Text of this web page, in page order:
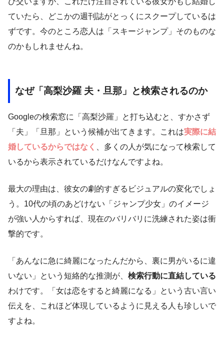
ていたら、どこかの週刊誌がとっくにスクープしているは
ずです。今のところ恋人は「スキージャンプ」そのものな
のかもしれませんね。
なぜ「高梨沙羅 夫・旦那」と検索されるのか
Googleの検索窓に「高梨沙羅」と打ち込むと、すかさず
「夫」「旦那」という候補が出てきます。これは実際に結
婚しているからではなく
、多くの人が気になって検索して
いるから表示されているだけなんですよね。
最大の理由は、彼女の劇的すぎるビジュアルの変化でしょ
う。10代の頃のあどけない「ジャンプ少女」のイメージ
が強い人からすれば、現在のバリバリに洗練された姿は衝
撃的です。
「あんなに急に綺麗になったんだから、裏に男がいるに違
いない」という短絡的な推測が、 検索行動に直結している
わけです。「女は恋をすると綺麗になる」という古い言い
伝えを、これほど体現しているように見える人も珍しいで
すよね。